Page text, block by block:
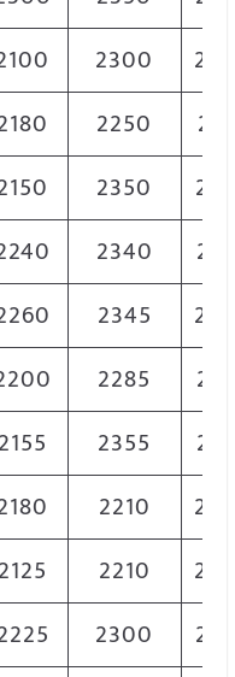
2300
2250
2350
2340
2345
2285
2155 2355
2210
2125 2210
2300